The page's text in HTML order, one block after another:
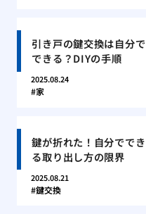
引き戸の鍵交換は自分で
できる？DIYの手順
2025.08.24
家
鍵が折れた！自分ででき
る取り出し方の限界
2025.08.21
鍵交換